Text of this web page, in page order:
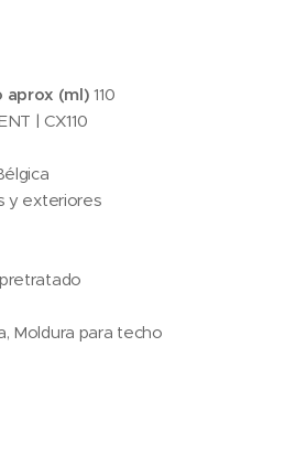
aprox (ml) 110
| CX110
y exteriores
pretratado
Moldura para techo